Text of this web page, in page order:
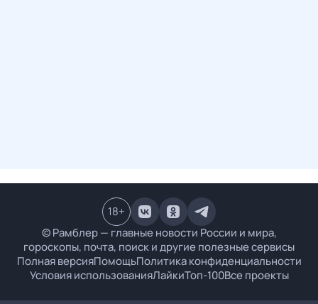
© Рамблер — главные новости России и мира,
гороскопы, почта, поиск и другие полезные сервисы
Полная версияПомощьПолитика конфиденциальности
Условия использованияЛайкиТоп-100Все проекты
18+